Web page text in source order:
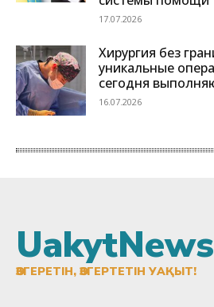
UakytNews
ӨЗГЕРЕТІН, ӨЗГЕРТЕТІН УАҚЫТ!